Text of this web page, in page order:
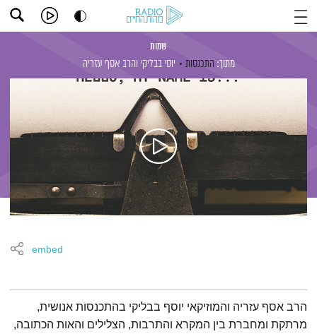
שמות
מתוך: התכנסות יוסי בבליקי והרב אסף עזריה
embed
תמצית הפודקאסט
הרב אסף עזריה והמוזיקאי יוסף בבליקי בהתכנסות אנושית,
מרתקת ומחברת בין המקרא והתרבות, הצלילים והאות הכתובה,